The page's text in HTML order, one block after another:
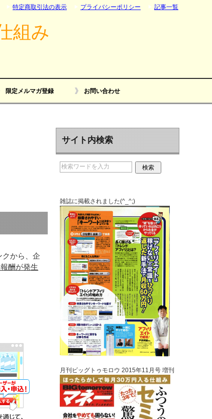
組み
限定メルマガ登録 お問い合わせ
クから、企
酬が発生
サイト内検索
雑誌に掲載されました(^_^;)
月刊ビッグトゥモロウ 2015年11月号 増刊
特定商取引法の表示 プライバシーポリシー 記事一覧